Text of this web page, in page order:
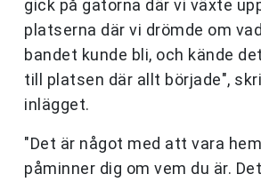
gick på gatorna där vi växte
platserna där vi drömde om
bandet kunde bli, och kände
till platsen där allt började",
inlägget.
"Det är något med att vara
påminner dig om vem du är.